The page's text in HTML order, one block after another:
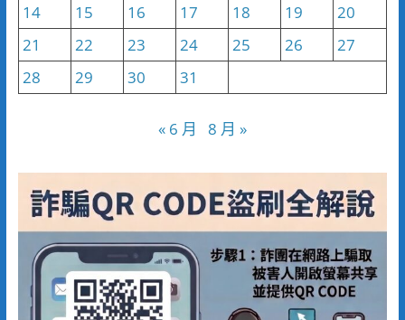
14
15 16 17 18 19
20
21
22 23 24 25 26
27
28
29 30 31
« 6 月 8 月 »